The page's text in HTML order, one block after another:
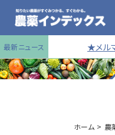
最新ニュース ★メル
ホーム 農